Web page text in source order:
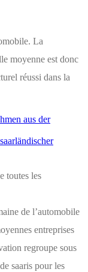
La
moyenne est donc
réussi dans la
toutes les
de l’automobile
entreprises
regroupe sous
saaris pour les